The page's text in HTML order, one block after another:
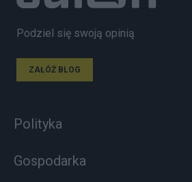
Podziel się swoją opinią
ZAŁÓŻ BLOG
Polityka
Gospodarka